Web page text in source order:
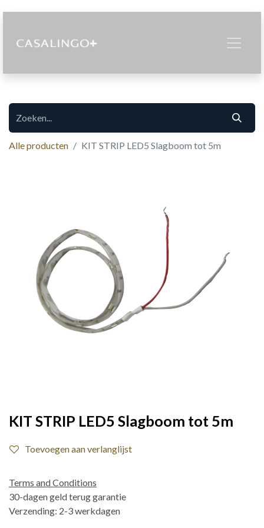
Alle producten KIT STRIP LED5 Slagboom tot 5m
KIT STRIP LED5 Slagboom tot 5m
Toevoegen aan verlanglijst
Terms and Conditions
30-dagen geld terug garantie
Verzending: 2-3 werkdagen